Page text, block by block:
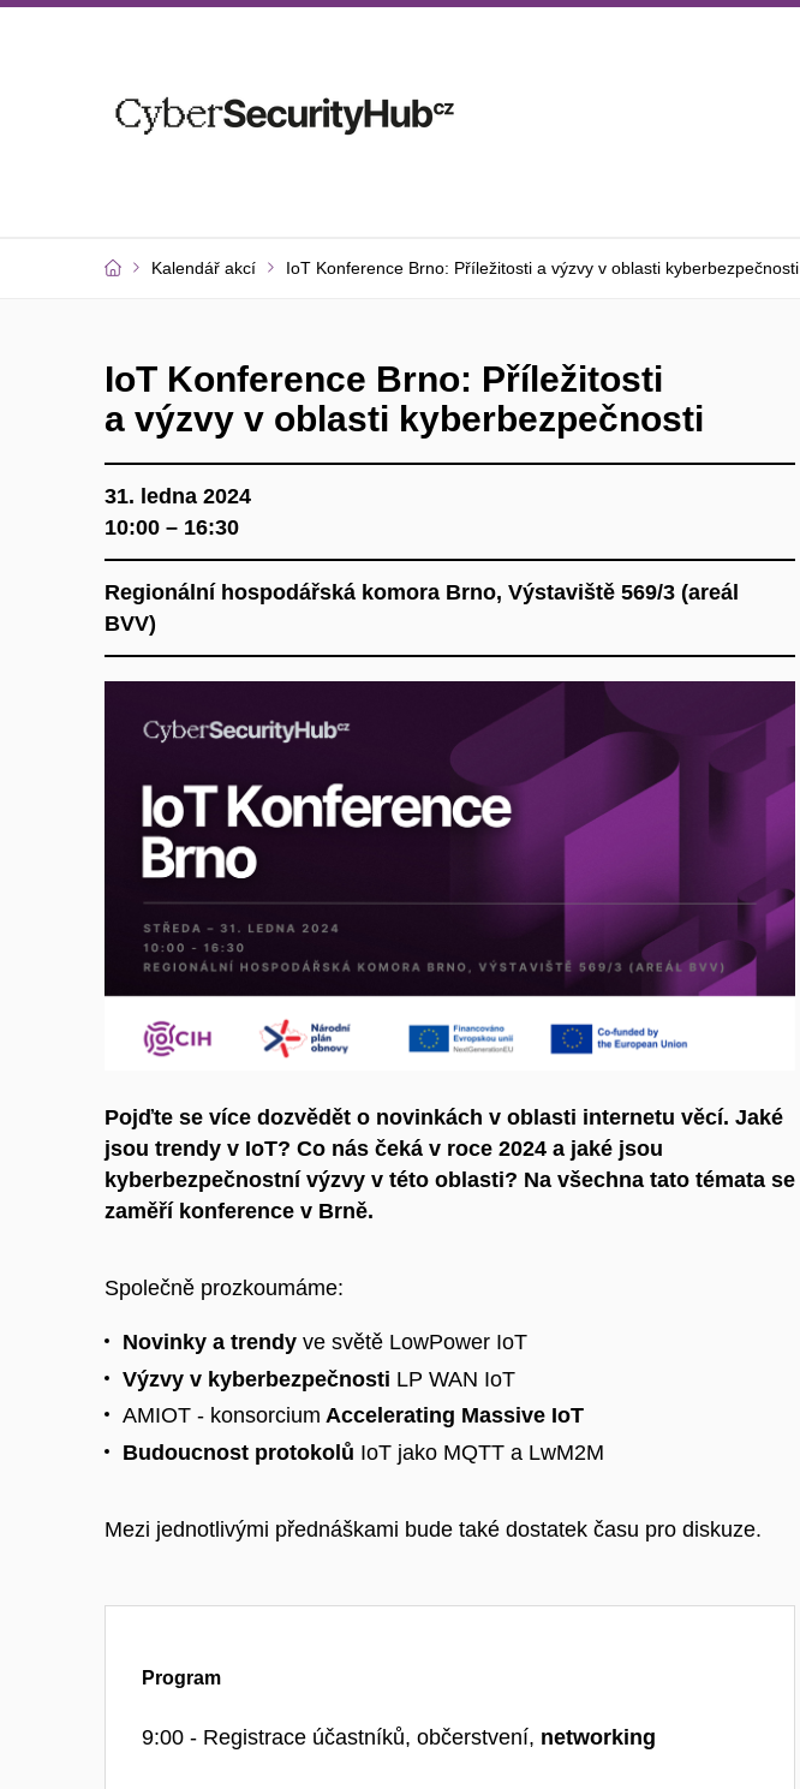
Kalendář akcí IoT Konference Brno: Příležitosti a výzvy v oblasti kyberbezpečnosti
IoT Konference Brno: Příležitosti
a výzvy v oblasti kyberbezpečnosti
31. ledna 2024
10:00 – 16:30
Regionální hospodářská komora Brno, Výstaviště 569/3 (areál
BVV)
Pojďte se více dozvědět o novinkách v oblasti internetu věcí. Jaké
jsou trendy v IoT? Co nás čeká v roce 2024 a jaké jsou
kyberbezpečnostní výzvy v této oblasti? Na všechna tato témata se
zaměří konference v Brně.
Společně prozkoumáme:
Novinky a trendy ve světě LowPower IoT
Výzvy v kyberbezpečnosti LP WAN IoT
AMIOT - konsorcium Accelerating Massive IoT
Budoucnost protokolů IoT jako MQTT a LwM2M
Mezi jednotlivými přednáškami bude také dostatek času pro diskuze.
Program
9:00 - Registrace účastníků, občerstvení, networking